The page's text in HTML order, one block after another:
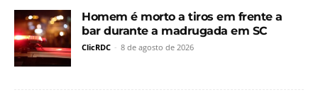
Homem é morto a tiros em frente a
bar durante a madrugada em SC
ClicRDC - 8 de agosto de 2026